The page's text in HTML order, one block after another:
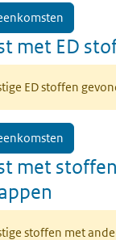
met ED
ED stoffen
met
stoffen met